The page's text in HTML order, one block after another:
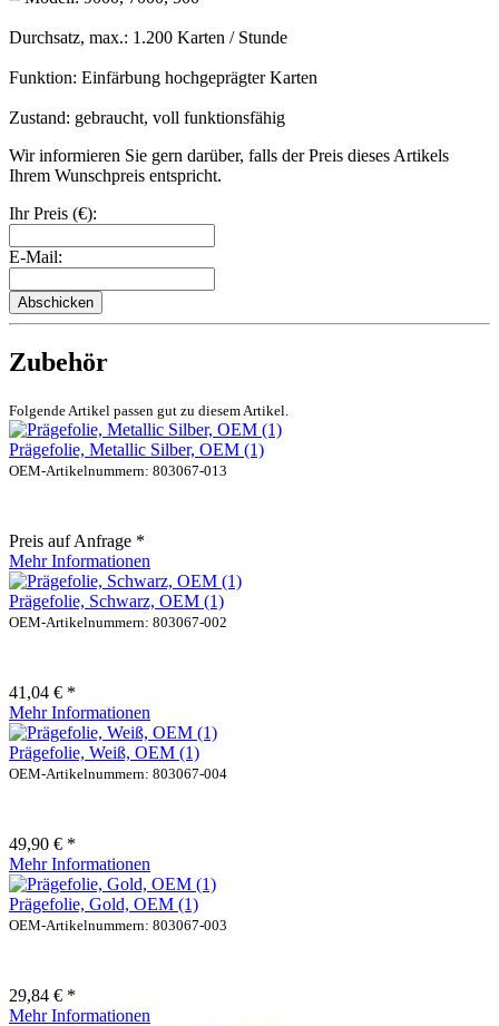
Durchsatz, max.: 1.200 Karten / Stunde
Funktion: Einfärbung hochgeprägter Karten
Zustand: gebraucht, voll funktionsfähig
Wir informieren Sie gern darüber, falls der Preis dieses Artikels
Ihrem Wunschpreis entspricht.
Ihr Preis (€):
E-Mail:
Abschicken
Zubehör
Folgende Artikel passen gut zu diesem Artikel.
Prägefolie, Metallic Silber, OEM (1)
OEM-Artikelnummern: 803067-013
Preis auf Anfrage *
Mehr Informationen
Prägefolie, Schwarz, OEM (1)
OEM-Artikelnummern: 803067-002
41,04 € *
Mehr Informationen
Prägefolie, Weiß, OEM (1)
OEM-Artikelnummern: 803067-004
49,90 € *
Mehr Informationen
Prägefolie, Gold, OEM (1)
OEM-Artikelnummern: 803067-003
29,84 € *
Mehr Informationen